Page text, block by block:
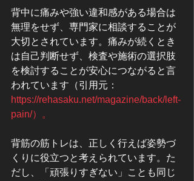
背中に痛みや強い違和感がある場合は
無理をせず、専門家に相談することが
大切とされています。痛みが続くとき
は自己判断せず、検査や施術の選択肢
を検討することが安心につながると言
われています（引用元：
https://rehasaku.net/magazine/back/left-
pain/）。
背筋の筋トレは、正しく行えば姿勢づ
くりに役立つと考えられています。た
だし、「頑張りすぎない」ことも同じ